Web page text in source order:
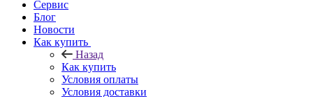
Сервис
Блог
Новости
Как купить
Назад
Как купить
Условия оплаты
Условия доставки